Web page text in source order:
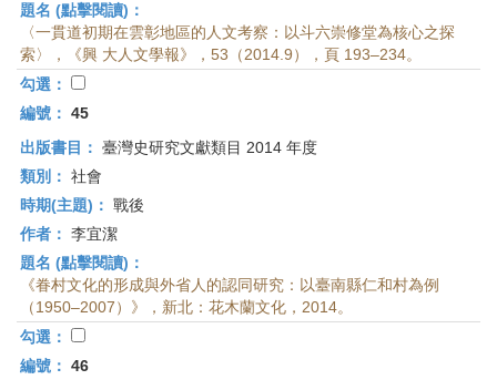
題名 (點擊閱讀)：
〈一貫道初期在雲彰地區的人文考察：以斗六崇修堂為核心之探
索〉，《興 大人文學報》，53（2014.9），頁 193–234。
勾選：
編號： 45
出版書目： 臺灣史研究文獻類目 2014 年度
類別： 社會
時期(主題)： 戰後
作者： 李宜潔
題名 (點擊閱讀)：
《眷村文化的形成與外省人的認同研究：以臺南縣仁和村為例
（1950–2007）》，新北：花木蘭文化，2014。
勾選：
編號： 46